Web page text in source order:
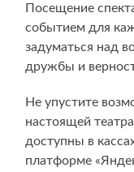
Посещение
событием для
задуматься над
дружбы и
Не упустите
настоящей
доступны в
платформе